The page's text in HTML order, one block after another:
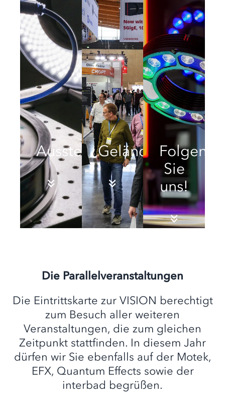
AusstellendeGeländeplan
Folgen
Sie
uns!
Die Parallelveranstaltungen
Die Eintrittskarte zur VISION berechtigt
zum Besuch aller weiteren
Veranstaltungen, die zum gleichen
Zeitpunkt stattfinden. In diesem Jahr
dürfen wir Sie ebenfalls auf der Motek,
EFX, Quantum Effects sowie der
interbad begrüßen.